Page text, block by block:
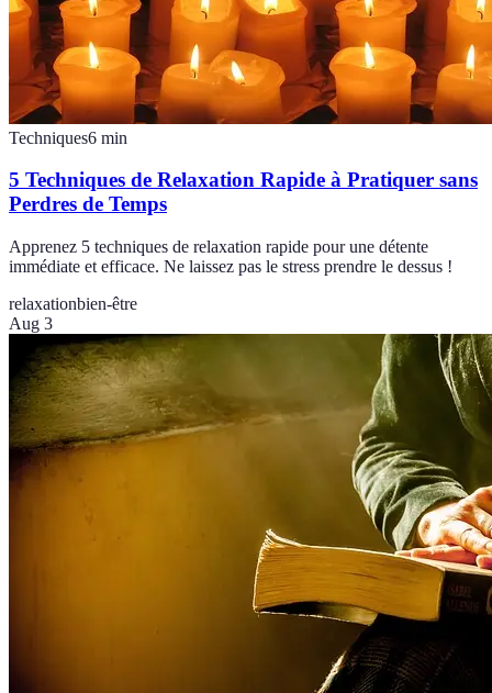
Techniques6 min
5 Techniques de Relaxation Rapide à Pratiquer sans
Perdres de Temps
Apprenez 5 techniques de relaxation rapide pour une détente
immédiate et efficace. Ne laissez pas le stress prendre le dessus !
relaxationbien-être
Aug 3